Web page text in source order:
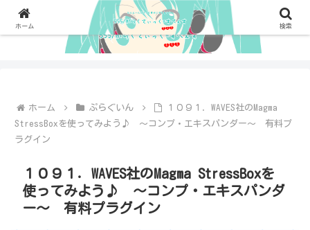
ホーム ぷらぐいん
１０９１．WAVES社のMagma
StressBoxを使ってみよう♪ ～コンプ・エキスパンダー～ 有料プ
ラグイン
１０９１．WAVES社のMagma StressBoxを
使ってみよう♪ ～コンプ・エキスパンダ
ー～ 有料プラグイン
ホーム 検索